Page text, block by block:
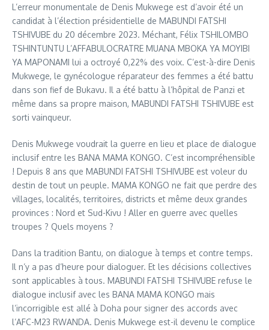
L’erreur monumentale de Denis Mukwege est d’avoir été un
candidat à l’élection présidentielle de MABUNDI FATSHI
TSHIVUBE du 20 décembre 2023. Méchant, Félix TSHILOMBO
TSHINTUNTU L’AFFABULOCRATRE MUANA MBOKA YA MOYIBI
YA MAPONAMI lui a octroyé 0,22% des voix. C’est-à-dire Denis
Mukwege, le gynécologue réparateur des femmes a été battu
dans son fief de Bukavu. Il a été battu à l’hôpital de Panzi et
même dans sa propre maison, MABUNDI FATSHI TSHIVUBE est
sorti vainqueur.
Denis Mukwege voudrait la guerre en lieu et place de dialogue
inclusif entre les BANA MAMA KONGO. C’est incompréhensible
! Depuis 8 ans que MABUNDI FATSHI TSHIVUBE est voleur du
destin de tout un peuple. MAMA KONGO ne fait que perdre des
villages, localités, territoires, districts et même deux grandes
provinces : Nord et Sud-Kivu ! Aller en guerre avec quelles
troupes ? Quels moyens ?
Dans la tradition Bantu, on dialogue à temps et contre temps.
Il n’y a pas d’heure pour dialoguer. Et les décisions collectives
sont applicables à tous. MABUNDI FATSHI TSHIVUBE refuse le
dialogue inclusif avec les BANA MAMA KONGO mais
l’incorrigible est allé à Doha pour signer des accords avec
l’AFC-M23 RWANDA. Denis Mukwege est-il devenu le complice